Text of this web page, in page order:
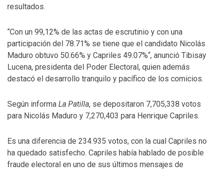
resultados.
“Con un 99,12% de las actas de escrutinio y con una
participación del 78.71% se tiene que el candidato Nicolás
Maduro obtuvo 50.66% y Capriles 49.07%“, anunció Tibisay
Lucena, presidenta del Poder Electoral, quien además
destacó el desarrollo tranquilo y pacífico de los comicios.
Según informa La Patilla, se depositaron 7,705,338 votos
para Nicolás Maduro y 7,270,403 para Henrique Capriles.
Es una diferencia de 234.935 votos, con la cual Capriles no
ha quedado satisfecho. Capriles había hablado de posible
fraude electoral en uno de sus últimos mensajes de